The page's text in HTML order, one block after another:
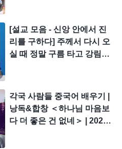
[설교 모음 - 신앙 안에서 진
리를 구하다] 주께서 다시 오
실 때 정말 구름 타고 강림하
각국 사람들 중국어 배우기 |
낭독&합창 ＜하나님 마음보
다 더 좋은 건 없네＞ | 2026